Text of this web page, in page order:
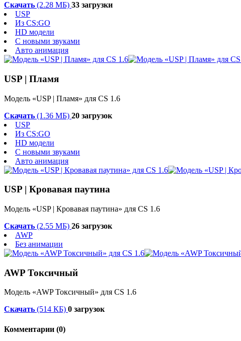
Скачать (2.28 МБ) 33 загрузки
USP
Из CS:GO
HD модели
С новыми звуками
Авто анимация
USP | Пламя
Модель «USP | Пламя» для CS 1.6
Скачать (1.36 МБ) 20 загрузок
USP
Из CS:GO
HD модели
С новыми звуками
Авто анимация
USP | Кровавая паутина
Модель «USP | Кровавая паутина» для CS 1.6
Скачать (2.55 МБ) 26 загрузок
AWP
Без анимации
AWP Токсичный
Модель «AWP Токсичный» для CS 1.6
Скачать (514 КБ) 0 загрузок
Комментарии (0)